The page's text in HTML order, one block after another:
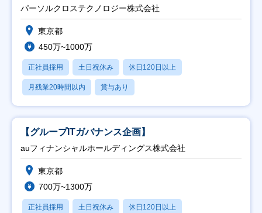
パーソルクロステクノロジー株式会社
東京都
450万~1000万
正社員採用 土日祝休み 休日120日以上
月残業20時間以内 賞与あり
【グループITガバナンス企画】
auフィナンシャルホールディングス株式会社
東京都
700万~1300万
正社員採用 土日祝休み 休日120日以上